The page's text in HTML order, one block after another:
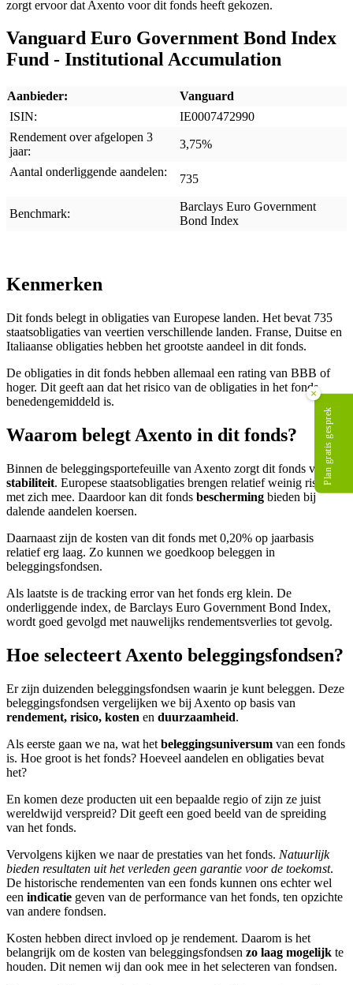
zorgt ervoor dat Axento voor dit fonds heeft gekozen.
Vanguard Euro Government Bond Index
Fund - Institutional Accumulation
Aanbieder:
Vanguard
ISIN:
IE0007472990
Rendement over afgelopen 3
jaar:
3,75%
Aantal onderliggende aandelen:
735
Benchmark:
Barclays Euro Government
Bond Index
Kenmerken
Dit fonds belegt in obligaties van Europese landen. Het bevat 735
staatsobligaties van veertien verschillende landen. Franse, Duitse en
Italiaanse obligaties hebben het grootste aandeel in dit fonds.
De obligaties in dit fonds hebben allemaal een rating van BBB of
hoger. Dit geeft aan dat het risico van de obligaties in het fonds
benedengemiddeld is.
Waarom belegt Axento in dit fonds?
Binnen de beleggingsportefeuille van Axento zorgt dit fonds voor
stabiliteit. Europese staatsobligaties brengen relatief weinig risico
met zich mee. Daardoor kan dit fonds bescherming bieden bij
dalende aandelen koersen.
Daarnaast zijn de kosten van dit fonds met 0,20% op jaarbasis
relatief erg laag. Zo kunnen we goedkoop beleggen in
beleggingsfondsen.
Als laatste is de tracking error van het fonds erg klein. De
onderliggende index, de Barclays Euro Government Bond Index,
wordt goed gevolgd met nauwelijks rendementsverlies tot gevolg.
Hoe selecteert Axento beleggingsfondsen?
Er zijn duizenden beleggingsfondsen waarin je kunt beleggen. Deze
beleggingsfondsen vergelijken we bij Axento op basis van
rendement, risico, kosten en duurzaamheid.
Als eerste gaan we na, wat het beleggingsuniversum van een fonds
is. Hoe groot is het fonds? Hoeveel aandelen en obligaties bevat
het?
En komen deze producten uit een bepaalde regio of zijn ze juist
wereldwijd verspreid? Dit geeft een goed beeld van de spreiding
van het fonds.
Vervolgens kijken we naar de prestaties van het fonds. Natuurlijk
bieden resultaten uit het verleden geen garantie voor de toekomst.
De historische rendementen van een fonds kunnen ons echter wel
een indicatie geven van de performance van het fonds, ten opzichte
van andere fondsen.
Kosten hebben direct invloed op je rendement. Daarom is het
belangrijk om de kosten van beleggingsfondsen zo laag mogelijk te
houden. Dit nemen wij dan ook mee in het selecteren van fondsen.
×
Plan gratis gesprek